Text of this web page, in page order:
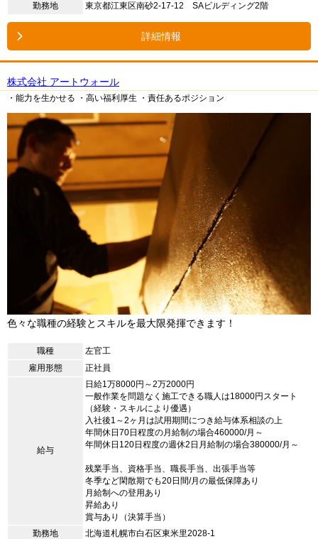
勤務地
東京都江東区南砂2-17-12 SAビルディング2階
詳細情報
株式会社 アートウォール
・能力を生かせる ・高い福利厚生 ・責任あるポジション
色々な職種の経験とスキルを最大限発揮できます！
職種
左官工
雇用形態
正社員
給与
日給1万8000円～2万2000円
一般作業を問題なく施工できる職人は18000円スタート
（経験・スキルにより優遇）
入社後1～2ヶ月は試用期間につき給与体系相談の上
年間休日70日程度の月給制の場合460000/月～
年間休日120日程度の週休2日月給制の場合380000/月～
残業手当、資格手当、職長手当、出張手当等
冬季など閑散期でも20日間/月の最低保障あり
月給制への登用あり
昇給あり
賞与あり（決算手当）
勤務地
北海道札幌市白石区東米里2028-1